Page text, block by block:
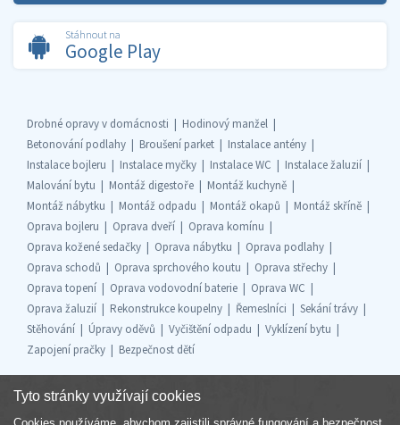
Stáhnout na
Google Play
Drobné opravy v domácnosti
Hodinový manžel
Betonování podlahy
Broušení parket
Instalace antény
Instalace bojleru
Instalace myčky Instalace WC
Instalace žaluzií
Malování bytu
Montáž digestoře
Montáž kuchyně
Montáž nábytku
Montáž odpadu Montáž okapů
Montáž skříně
Oprava bojleru
Oprava dveří
Oprava komínu
Oprava kožené sedačky
Oprava nábytku
Oprava podlahy
Oprava schodů
Oprava sprchového koutu
Oprava střechy
Oprava topení
Oprava vodovodní baterie
Oprava WC
Oprava žaluzií
Rekonstrukce koupelny Řemeslníci
Sekání trávy
Stěhování
Úpravy oděvů Vyčištění odpadu
Vyklízení bytu
Zapojení pračky
Bezpečnost dětí
Tyto stránky využívají cookies